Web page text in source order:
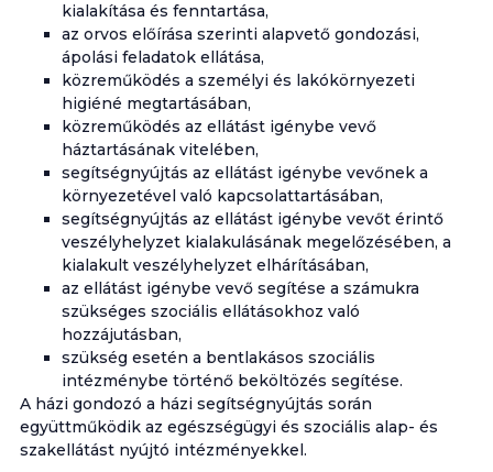
kialakítása és fenntartása,
az orvos előírása szerinti alapvető gondozási,
ápolási feladatok ellátása,
közreműködés a személyi és lakókörnyezeti
higiéné megtartásában,
közreműködés az ellátást igénybe vevő
háztartásának vitelében,
segítségnyújtás az ellátást igénybe vevőnek a
környezetével való kapcsolattartásában,
segítségnyújtás az ellátást igénybe vevőt érintő
veszélyhelyzet kialakulásának megelőzésében, a
kialakult veszélyhelyzet elhárításában,
az ellátást igénybe vevő segítése a számukra
szükséges szociális ellátásokhoz való
hozzájutásban,
szükség esetén a bentlakásos szociális
intézménybe történő beköltözés segítése.
A házi gondozó a házi segítségnyújtás során
együttműködik az egészségügyi és szociális alap- és
szakellátást nyújtó intézményekkel.